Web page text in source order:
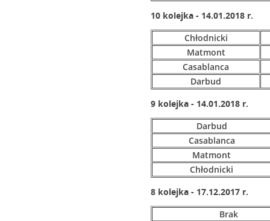
10 kolejka - 14.01.2018 r.
Chłodnicki
Matmont
Casablanca
Darbud
9 kolejka - 14.01.2018 r.
Darbud
Casablanca
Matmont
Chłodnicki
8 kolejka - 17.12.2017 r.
Brak